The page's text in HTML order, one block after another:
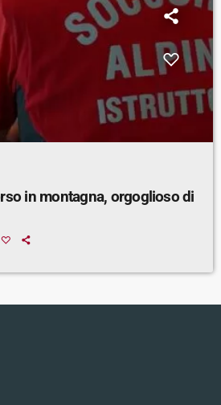
in montagna, orgoglioso di